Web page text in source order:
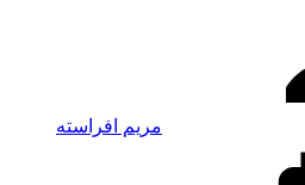
مریم افراسته